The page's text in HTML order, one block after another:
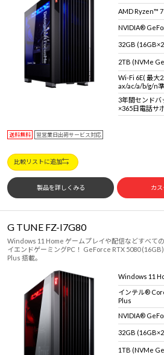
AMD Ryzen™
NVIDIA®
32GB
2TB (NVMe
Wi-Fi 6E( 最大
ax/ac/a/b/g/n
3年間センドバ
×365日電話サ
送料無料 翌営業日出荷サービス対応
比較リストに追加
製品を詳しくみる カ
G TUNE FZ-I7G80
Windows 11 Home ゲームプレイや配信などすべて
イエンドゲーミングPC！ GeForce RTX 5080
Plus 搭載。
Windows 11
インテル®
Plus
NVIDIA®
32GB
1TB (NVMe